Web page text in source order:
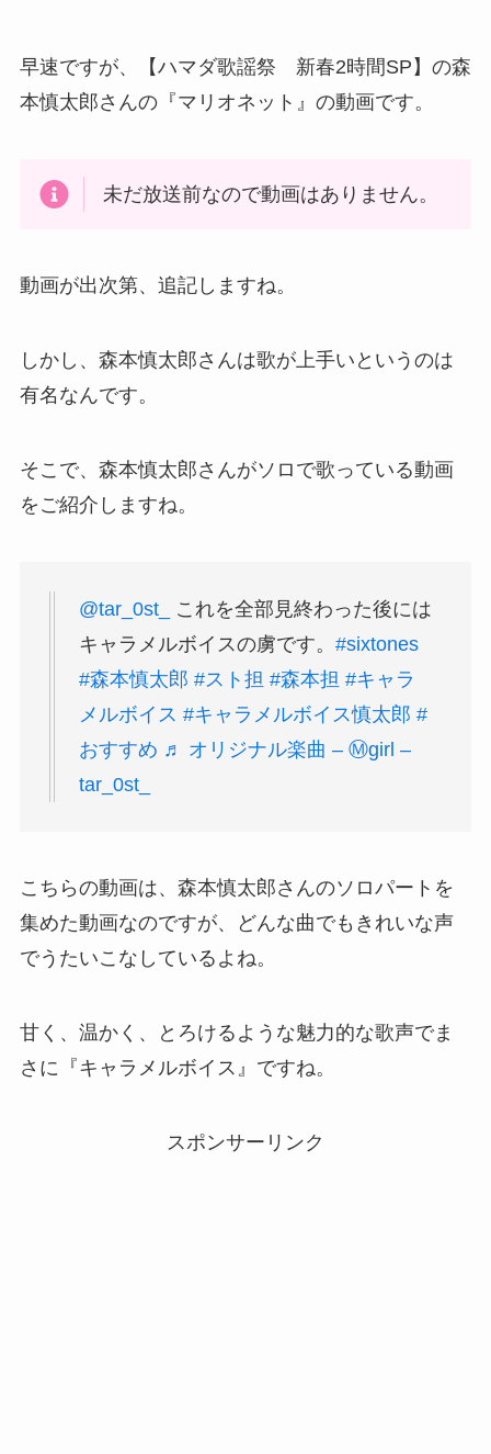
早速ですが、【ハマダ歌謡祭 新春2時間SP】の森
本慎太郎さんの『マリオネット』の動画です。
未だ放送前なので動画はありません。
動画が出次第、追記しますね。
しかし、森本慎太郎さんは歌が上手いというのは
有名なんです。
そこで、森本慎太郎さんがソロで歌っている動画
をご紹介しますね。
@tar_0st_
これを全部見終わった後には
キャラメルボイスの虜です。 #sixtones
#森本慎太郎 #スト担 #森本担 #キャラ
メルボイス #キャラメルボイス慎太郎 #
おすすめ ♬ オリジナル楽曲 – Ⓜ️girl –
tar_0st_
こちらの動画は、森本慎太郎さんのソロパートを
集めた動画なのですが、どんな曲でもきれいな声
でうたいこなしているよね。
甘く、温かく、とろけるような魅力的な歌声でま
さに『キャラメルボイス』ですね。
スポンサーリンク